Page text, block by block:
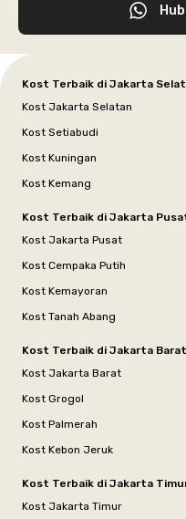
Kost Terbaik di Jakarta
Kost Jakarta Selatan
Kost Setiabudi
Kost Kuningan
Kost Kemang
Kost Terbaik di Jakarta
Kost Jakarta Pusat
Kost Cempaka Putih
Kost Kemayoran
Kost Tanah Abang
Kost Terbaik di Jakarta Barat
Kost Jakarta Barat
Kost Grogol
Kost Palmerah
Kost Kebon Jeruk
Kost Terbaik di Jakarta
Kost Jakarta Timur